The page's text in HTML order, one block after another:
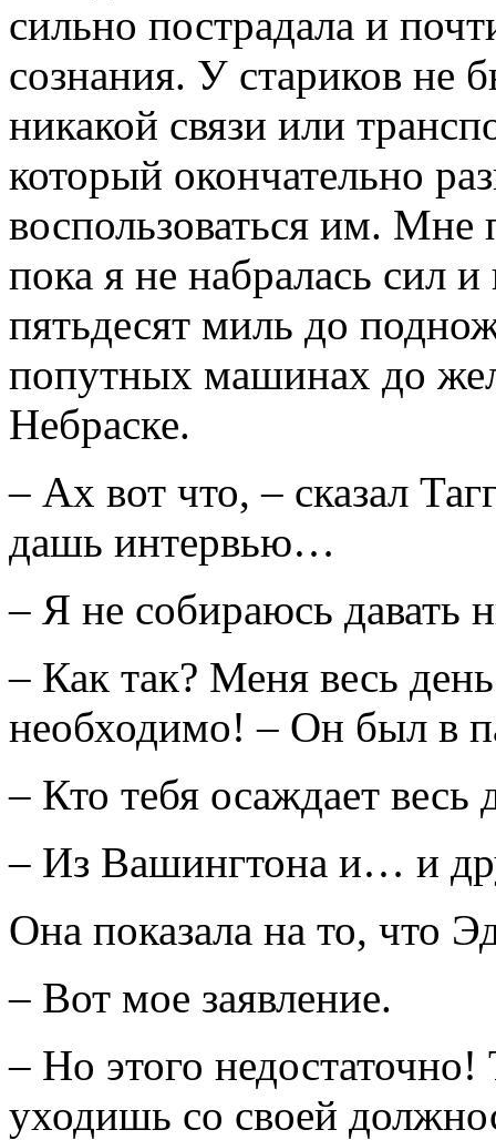
сильно пострадала и
сознания. У стариков не
никакой связи или
который окончательно
воспользоваться им. Мне
пока я не набралась сил
пятьдесят миль до
попутных машинах до
Небраске.
– Ах вот что, – сказал
дашь интервью…
– Я не собираюсь давать
– Как так? Меня весь
необходимо! – Он был в
– Кто тебя осаждает весь
– Из Вашингтона и… и
Она показала на то, что
– Вот мое заявление.
– Но этого
уходишь со своей